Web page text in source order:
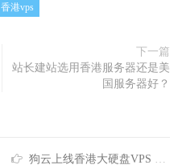
香港vps
下一篇
站长建站选用香港服务器还是美
国服务器好？
狗云上线香港大硬盘VPS 低至40元月 国际线路/原生IP/高达2TB磁盘